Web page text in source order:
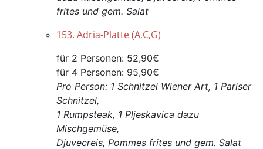
frites und gem. Salat
153. Adria-Platte (A,C,G)
für 2 Personen: 52,90€
für 4 Personen: 95,90€
Pro Person: 1 Schnitzel Wiener Art, 1 Pariser
Schnitzel,
1 Rumpsteak, 1 Pljeskavica dazu
Mischgemüse,
Djuvecreis, Pommes frites und gem. Salat